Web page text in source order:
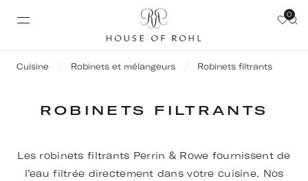
0
Cuisine Robinets et mélangeurs Robinets filtrants
ROBINETS FILTRANTS
Les robinets filtrants Perrin & Rowe fournissent de
l’eau filtrée directement dans votre cuisine. Nos